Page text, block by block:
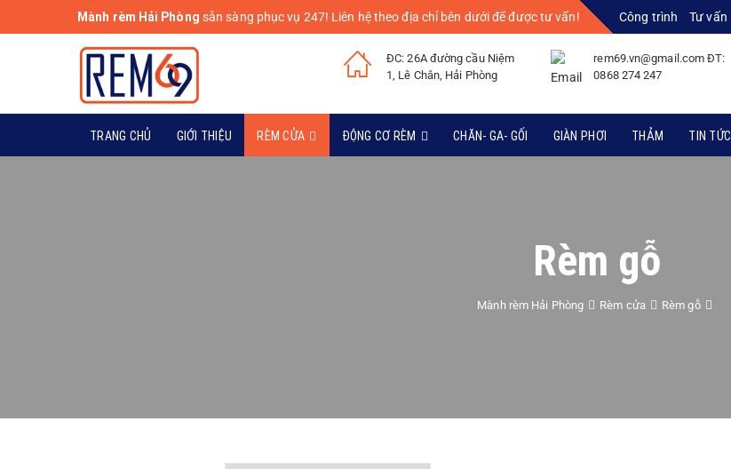
Mành rèm Hải Phòng sẵn sàng phục vụ 247! Liên hệ theo địa chỉ bên dưới để được tư vấn! Công trình Tư vấn
ĐC: 26A đường cầu Niệm
1, Lê Chân, Hải Phòng
rem69.vn@gmail.com ĐT:
0868 274 247
TRANG CHỦ GIỚI THIỆU RÈM CỬA ĐỘNG CƠ RÈM CHĂN- GA- GỐI GIÀN PHƠI THẢM TIN TỨC
Rèm gỗ
Mành rèm Hải Phòng Rèm cửa Rèm gỗ